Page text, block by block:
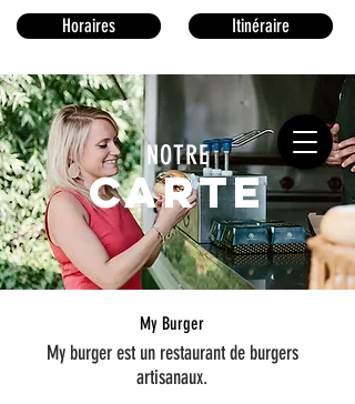
Itinéraire
Horaires
carte
NOTRE
My Burger
My burger est un restaurant de burgers
artisanaux.